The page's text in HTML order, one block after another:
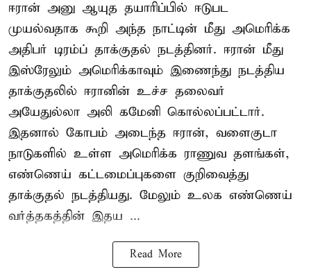
ஈரான் அனு ஆயுத தயாரிப்பில் ஈடுபட
முயல்வதாக கூறி அந்த நாட்டின் மீது அமெரிக்க
அதிபர் டிரம்ப் தாக்குதல் நடத்தினர். ஈரான் மீது
இஸ்ரேலும் அமெரிக்காவும் இணைந்து நடத்திய
தாக்குதலில் ஈரானின் உச்ச தலைவர்
அயேதுல்லா அலி கமேனி கொல்லப்பட்டார்.
இதனால் கோபம் அடைந்த ஈரான், வளைகுடா
நாடுகளில் உள்ள அமெரிக்க ராணுவ தளங்கள்,
எண்ணெய் கட்டமைப்புகளை குறிவைத்து
தாக்குதல் நடத்தியது. மேலும் உலக எண்ணெய்
வர்த்தகத்தின் இதய ...
Read More